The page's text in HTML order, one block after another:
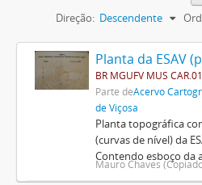
Direção: Descendente
Planta da ESAV
BR MGUFV MUS
Parte deAcervo
de Viçosa
Planta topográfica
(curvas de nível) da
Contendo esboço da
Mauro Chaves